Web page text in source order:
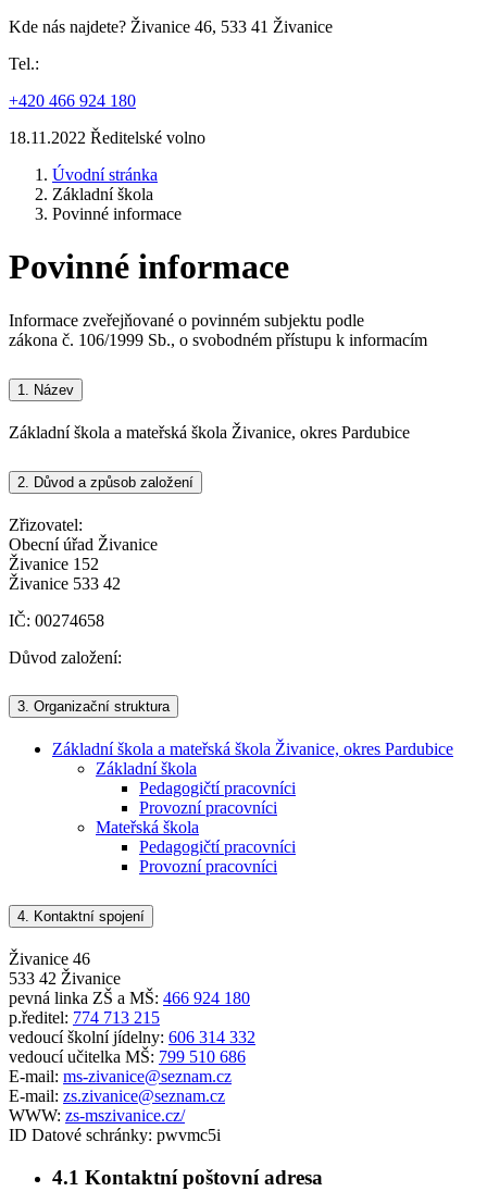
Kde nás najdete? Živanice 46, 533 41 Živanice
Tel.:
+420 466 924 180
18.11.2022 Ředitelské volno
Úvodní stránka
Základní škola
Povinné informace
Povinné informace
Informace zveřejňované o povinném subjektu podle
zákona č. 106/1999 Sb., o svobodném přístupu k informacím
1. Název
Základní škola a mateřská škola Živanice, okres Pardubice
2. Důvod a způsob založení
Zřizovatel:
Obecní úřad Živanice
Živanice 152
Živanice 533 42
IČ: 00274658
Důvod založení:
3. Organizační struktura
Základní škola a mateřská škola Živanice, okres Pardubice
Základní škola
Pedagogičtí pracovníci
Provozní pracovníci
Mateřská škola
Pedagogičtí pracovníci
Provozní pracovníci
4. Kontaktní spojení
Živanice 46
533 42 Živanice
pevná linka ZŠ a MŠ: 466 924 180
p.ředitel: 774 713 215
vedoucí školní jídelny: 606 314 332
vedoucí učitelka MŠ: 799 510 686
E-mail: ms-zivanice@seznam.cz
E-mail: zs.zivanice@seznam.cz
WWW: zs-mszivanice.cz/
ID Datové schránky: pwvmc5i
4.1 Kontaktní poštovní adresa